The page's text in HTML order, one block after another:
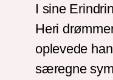
I sine
Heri
oplevede
særegne